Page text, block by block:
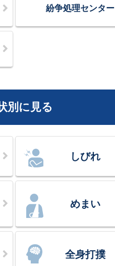
紛争処理センター
別に見る
しびれ
めまい
全身打撲